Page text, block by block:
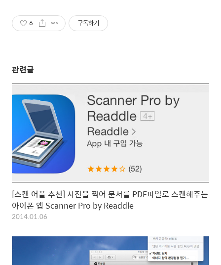
6 구독하기
관련글
[스캔 어플 추천] 사진을 찍어 문서를 PDF파일로 스캔해주는
아이폰 앱 Scanner Pro by Readdle
2014.01.06